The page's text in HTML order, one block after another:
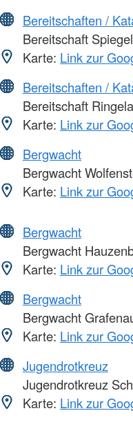
Bereitschaften /
Bereitschaft
Karte: Link zur
Bereitschaften /
Bereitschaft
Karte: Link zur
Bergwacht
Bergwacht
Karte: Link zur
Bergwacht
Bergwacht
Karte: Link zur
Bergwacht
Bergwacht
Karte: Link zur
Jugendrotkreuz
Jugendrotkreuz
Karte: Link zur